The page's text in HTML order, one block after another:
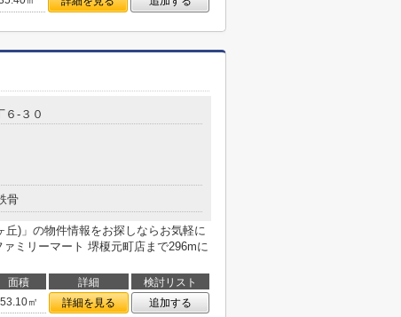
６-３０
骨
丘)」の物件情報をお探しならお気軽に
ミリーマート 堺榎元町店まで296mに
面積 詳細
検討リスト
53.10㎡ 詳細を見る 追加する